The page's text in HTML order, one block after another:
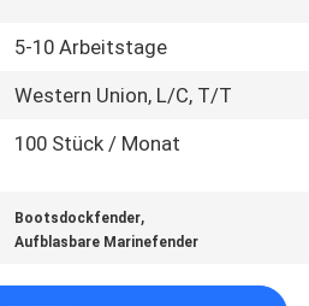
5-10 Arbeitstage
Western Union, L/C, T/T
100 Stück / Monat
Bootsdockfender,
Aufblasbare Marinefender